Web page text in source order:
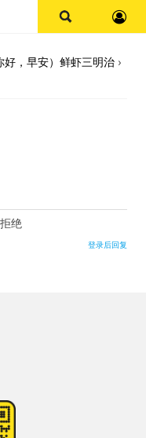
好，早安）鲜虾三明治 ›
绝
登录后回复